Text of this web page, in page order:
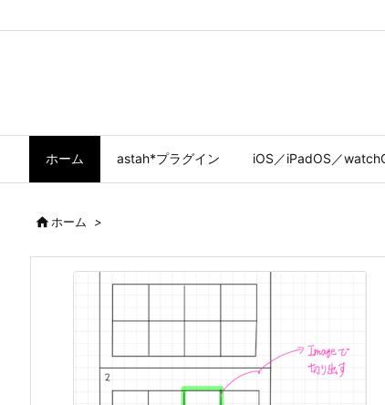
ホーム astah*プラグイン iOS／iPadOS／
ホーム >